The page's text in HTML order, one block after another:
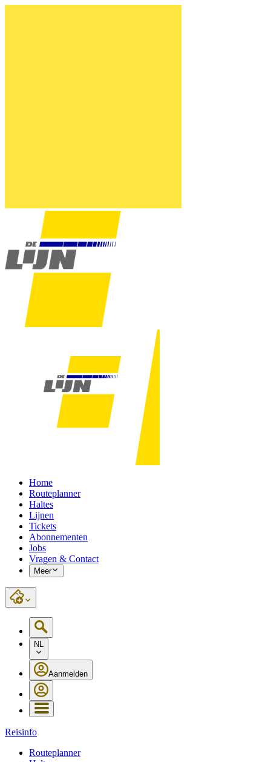
Home
Routeplanner
Haltes
Lijnen
Tickets
Abonnementen
Jobs
Vragen & Contact
Meer
NL
Aanmelden
Reisinfo
Routeplanner